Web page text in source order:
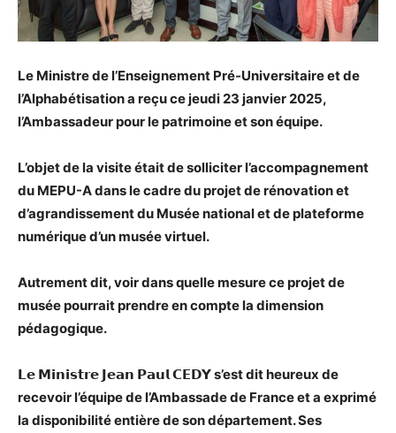
Le Ministre de l’Enseignement Pré-Universitaire et de
l’Alphabétisation a reçu ce jeudi 23 janvier 2025,
l’Ambassadeur pour le patrimoine et son équipe.
L’objet de la visite était de solliciter l’accompagnement
du MEPU-A dans le cadre du projet de rénovation et
d’agrandissement du Musée national et de plateforme
numérique d’un musée virtuel.
Autrement dit, voir dans quelle mesure ce projet de
musée pourrait prendre en compte la dimension
pédagogique.
𝗟𝗲 𝗠𝗶𝗻𝗶𝘀𝘁𝗿𝗲 𝗝𝗲𝗮𝗻 𝗣𝗮𝘂𝗹 𝗖𝗘𝗗𝗬 s’est dit heureux de
recevoir l’équipe de l’Ambassade de France et a exprimé
la disponibilité entière de son département. Ses